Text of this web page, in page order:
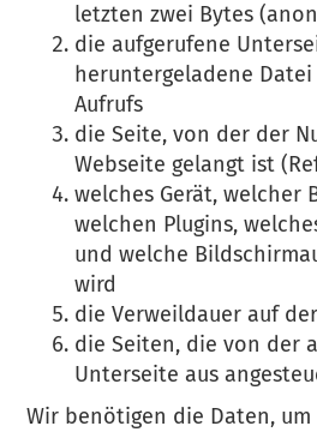
letzten zwei Bytes
die aufgerufene
heruntergeladene
Aufrufs
die Seite, von der der
Webseite gelangt ist
welches Gerät, welcher
welchen Plugins,
und welche
wird
die Verweildauer auf
die Seiten, die von der
Unterseite aus
Wir benötigen die Daten,